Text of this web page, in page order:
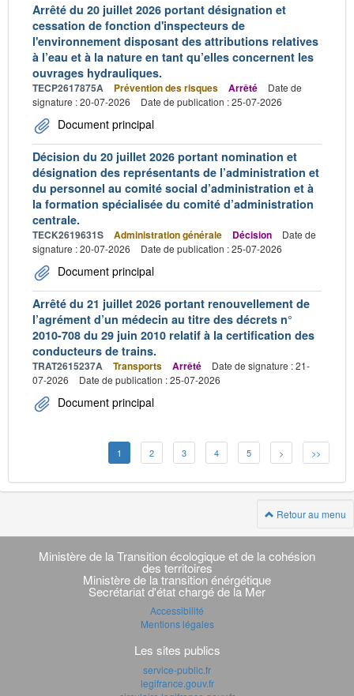
Arrêté du 20 juillet 2026 portant désignation et
cessation de fonction d'inspecteurs de
l'environnement disposant des attributions relatives
à l’eau et à la nature en tant qu’elles concernent les
ouvrages hydrauliques.
TECP2617875A Prévention des risques Arrêté
Date de
signature : 20-07-2026
Date de publication : 25-07-2026
Document principal
Décision du 20 juillet 2026 portant nomination et
désignation des représentants de l’administration et
du personnel au comité social d’administration et à
la formation spécialisée du comité d’administration
centrale.
TECK2619631S Administration générale Décision
Date de
signature : 20-07-2026
Date de publication : 25-07-2026
Document principal
Arrêté du 21 juillet 2026 portant renouvellement de
l’agrément d’un médecin au titre des décrets n°
2010-708 du 29 juin 2010 relatif à la certification des
conducteurs de trains.
TRAT2615237A Transports Arrêté
Date de signature : 21-
07-2026
Date de publication : 25-07-2026
Document principal
1 2 3 4 5 > >>
Retour au menu
Navigation
transverse
Ministère de la Transition écologique et de la cohésion
des territoires
Ministère de la transition énérgétique
Secrétariat d'état chargé de la Mer
Accessibilité
Mentions légales
Les sites publics
service-public.fr
legifrance.gouv.fr